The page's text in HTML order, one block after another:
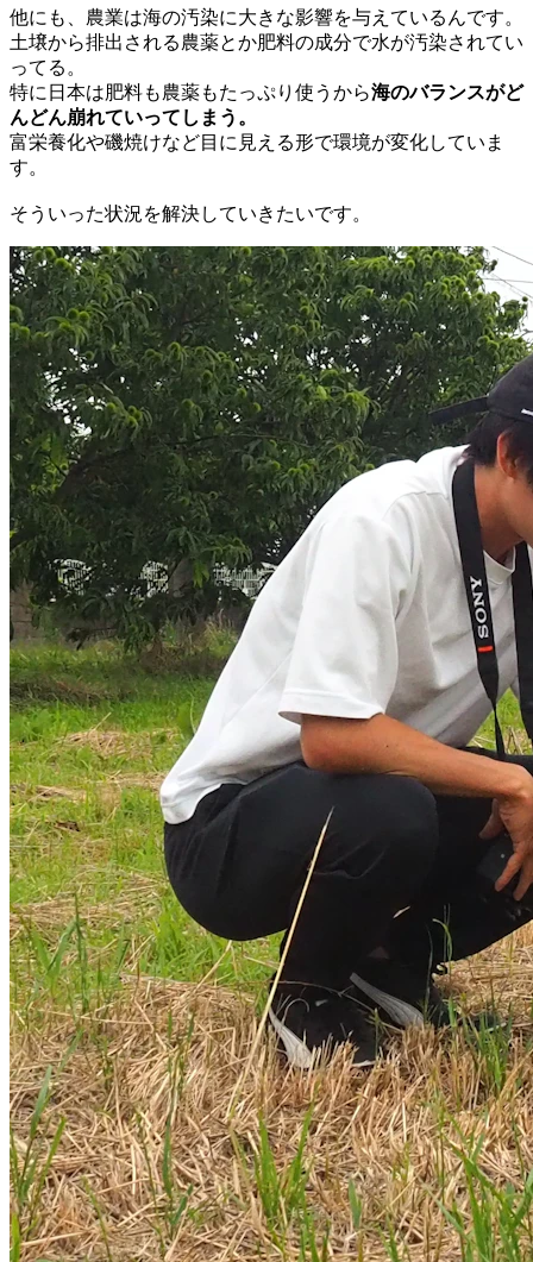
他にも、農業は海の汚染に大きな影響を与えているんです。
土壌から排出される農薬とか肥料の成分で水が汚染されてい
ってる。
特に日本は肥料も農薬もたっぷり使うから海のバランスがど
んどん崩れていってしまう。
富栄養化や磯焼けなど目に見える形で環境が変化していま
す。
そういった状況を解決していきたいです。